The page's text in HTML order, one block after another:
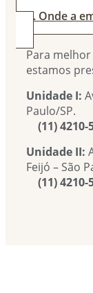
4. Onde a
Para
estamos
Unidade I:
Paulo/SP.
(11) 4210-
Unidade II:
Feijó – São
(11) 4210-